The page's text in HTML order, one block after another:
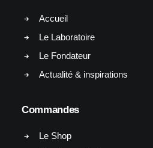
Accueil
Le Laboratoire
Le Fondateur
Actualité & inspirations
Commandes
Le Shop